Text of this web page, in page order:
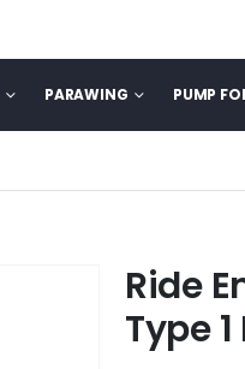
PARAWING PUMP
Ride
Type